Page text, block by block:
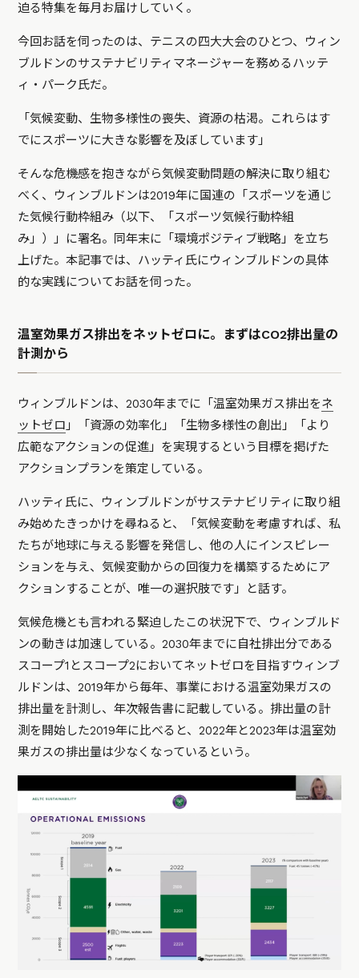
迫る特集を毎月お届けしていく。
今回お話を伺ったのは、テニスの四大大会のひとつ、ウィン
ブルドンのサステナビリティマネージャーを務めるハッテ
ィ・パーク氏だ。
「気候変動、生物多様性の喪失、資源の枯渇。これらはす
でにスポーツに大きな影響を及ぼしています」
そんな危機感を抱きながら気候変動問題の解決に取り組む
べく、ウィンブルドンは2019年に国連の「スポーツを通じ
た気候行動枠組み（以下、「スポーツ気候行動枠組
み」）」に署名。同年末に「環境ポジティブ戦略」を立ち
上げた。本記事では、ハッティ氏にウィンブルドンの具体
的な実践についてお話を伺った。
温室効果ガス排出をネットゼロに。まずはCO2排出量の
計測から
ウィンブルドンは、2030年までに「温室効果ガス排出をネ
ットゼロ 」「資源の効率化」「生物多様性の創出」「より
広範なアクションの促進」を実現するという目標を掲げた
アクションプランを策定している。
ハッティ氏に、ウィンブルドンがサステナビリティに取り組
み始めたきっかけを尋ねると、「気候変動を考慮すれば、私
たちが地球に与える影響を発信し、他の人にインスピレー
ションを与え、気候変動からの回復力を構築するためにア
クションすることが、唯一の選択肢です」と話す。
気候危機とも言われる緊迫したこの状況下で、ウィンブルド
ンの動きは加速している。2030年までに自社排出分である
スコープ1とスコープ2においてネットゼロを目指すウィンブ
ルドンは、2019年から毎年、事業における温室効果ガスの
排出量を計測し、年次報告書に記載している。排出量の計
測を開始した2019年に比べると、2022年と2023年は温室効
果ガスの排出量は少なくなっているという。